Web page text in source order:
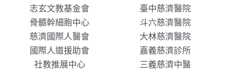
志玄文教基金會
骨髓幹細胞中心
慈濟國際人醫會
國際人道援助會
社教推展中心
臺中慈濟醫院
斗六慈濟醫院
大林慈濟醫院
嘉義慈濟診所
三義慈濟中醫